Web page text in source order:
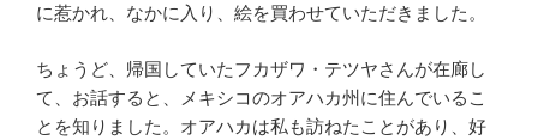
に惹かれ、なかに入り、絵を買わせていただきました。
ちょうど、帰国していたフカザワ・テツヤさんが在廊し
て、お話すると、メキシコのオアハカ州に住んでいるこ
とを知りました。オアハカは私も訪ねたことがあり、好